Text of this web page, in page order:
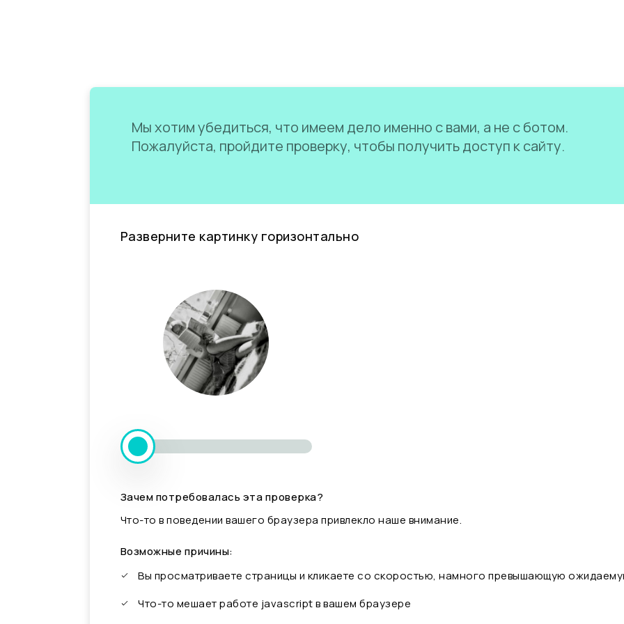
Мы хотим убедиться, что имеем дело именно с вами, а не с ботом.
Пожалуйста, пройдите проверку, чтобы получить доступ к сайту.
Разверните картинку горизонтально
Зачем потребовалась эта проверка?
Что-то в поведении вашего браузера привлекло наше внимание.
Возможные причины:
Вы просматриваете страницы и кликаете со скоростью, намного превышающую
Что-то мешает работе javascript в вашем браузере